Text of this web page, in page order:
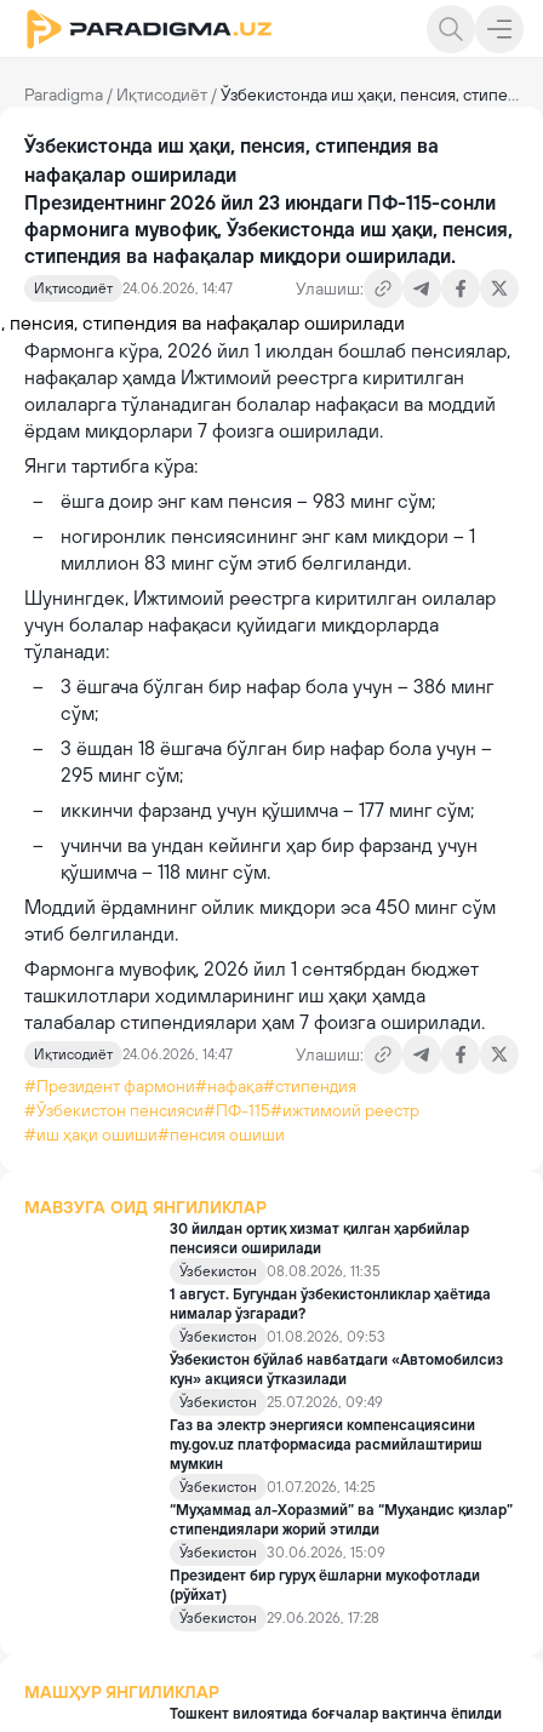
Paradigma / Иқтисодиёт /Ўзбекистонда иш ҳақи, пенсия, стипендия ва нафақалар оширилади
Ўзбекистонда иш ҳақи, пенсия, стипендия ва
нафақалар оширилади
Президентнинг 2026 йил 23 июндаги ПФ-115-сонли
фармонига мувофиқ, Ўзбекистонда иш ҳақи, пенсия,
стипендия ва нафақалар миқдори оширилади.
Иқтисодиёт 24.06.2026, 14:47 Улашиш:
Фармонга кўра, 2026 йил 1 июлдан бошлаб пенсиялар,
нафақалар ҳамда Ижтимоий реестрга киритилган
оилаларга тўланадиган болалар нафақаси ва моддий
ёрдам миқдорлари 7 фоизга оширилади.
Янги тартибга кўра:
ёшга доир энг кам пенсия – 983 минг сўм;
ногиронлик пенсиясининг энг кам миқдори – 1
миллион 83 минг сўм этиб белгиланди.
Шунингдек, Ижтимоий реестрга киритилган оилалар
учун болалар нафақаси қуйидаги миқдорларда
тўланади:
3 ёшгача бўлган бир нафар бола учун – 386 минг
сўм;
3 ёшдан 18 ёшгача бўлган бир нафар бола учун –
295 минг сўм;
иккинчи фарзанд учун қўшимча – 177 минг сўм;
учинчи ва ундан кейинги ҳар бир фарзанд учун
қўшимча – 118 минг сўм.
Моддий ёрдамнинг ойлик миқдори эса 450 минг сўм
этиб белгиланди.
Фармонга мувофиқ, 2026 йил 1 сентябрдан бюджет
ташкилотлари ходимларининг иш ҳақи ҳамда
талабалар стипендиялари ҳам 7 фоизга оширилади.
Иқтисодиёт 24.06.2026, 14:47
Улашиш:
#Президент фармони#нафақа#стипендия
#Ўзбекистон пенсияси#ПФ-115#ижтимоий реестр
#иш ҳақи ошиши#пенсия ошиши
МАВЗУГА ОИД ЯНГИЛИКЛАР
30 йилдан ортиқ хизмат қилган ҳарбийлар
пенсияси оширилади
Ўзбекистон
08.08.2026, 11:35
1 август. Бугундан ўзбекистонликлар ҳаётида
нималар ўзгаради?
Ўзбекистон
01.08.2026, 09:53
Ўзбекистон бўйлаб навбатдаги «Автомобилсиз
кун» акцияси ўтказилади
Ўзбекистон
25.07.2026, 09:49
Газ ва электр энергияси компенсациясини
my.gov.uz платформасида расмийлаштириш
мумкин
Ўзбекистон
01.07.2026, 14:25
“Муҳаммад ал-Хоразмий” ва “Муҳандис қизлар”
стипендиялари жорий этилди
Ўзбекистон
30.06.2026, 15:09
Президент бир гуруҳ ёшларни мукофотлади
(рўйхат)
Ўзбекистон
29.06.2026, 17:28
МАШҲУР ЯНГИЛИКЛАР
Тошкент вилоятида боғчалар вақтинча ёпилди